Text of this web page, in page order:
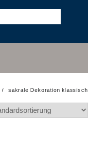
sakrale Dekoration klassisch